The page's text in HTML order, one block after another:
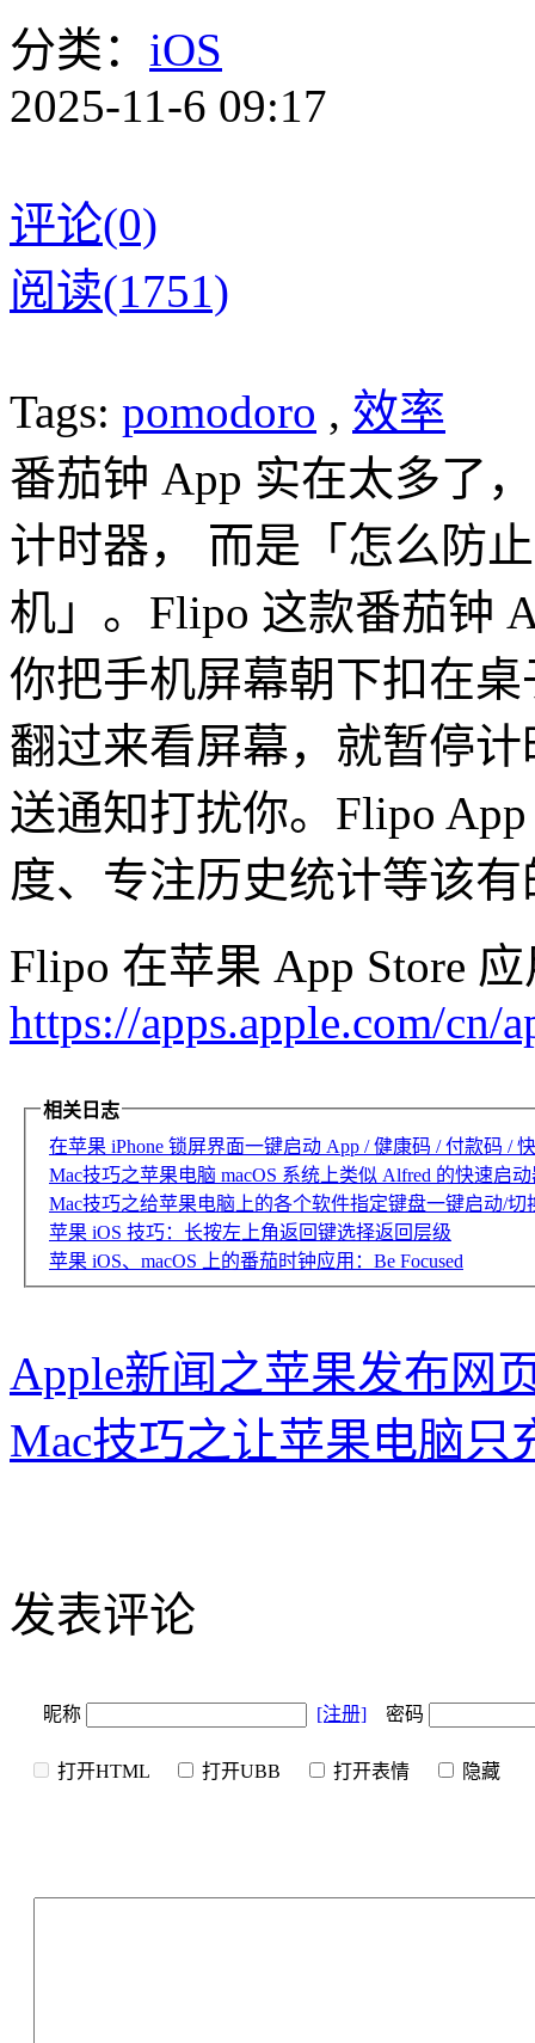
分类： iOS
2025-11-6 09:17
评论(0)
阅读(1751)
Tags: pomodoro , 效率
番茄钟 App 实在太多了
计时器， 而是「怎么防
机」。Flipo 这款番茄钟
你把手机屏幕朝下扣在
翻过来看屏幕，就暂停
送通知打扰你。Flipo
度、专注历史统计等该
Flipo 在苹果 App Store
https://apps.apple.com/cn/
相关日志
在苹果 iPhone 锁屏界面一键启动 App / 健康码 / 付款码 /
Mac技巧之苹果电脑 macOS 系统上类似 Alfred 的快速启
Mac技巧之给苹果电脑上的各个软件指定键盘一键启动/切
苹果 iOS 技巧：长按左上角返回键选择返回层级
苹果 iOS、macOS 上的番茄时钟应用：Be Focused
Apple新闻之苹果发布网
Mac技巧之让苹果电脑只
发表评论
昵称 [注册] 密码
打开HTML 打开UBB 打开表情 隐